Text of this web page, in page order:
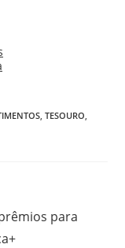
TESOURO
para